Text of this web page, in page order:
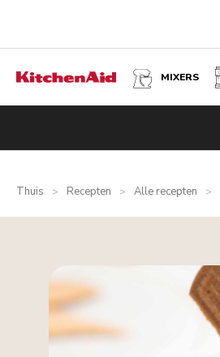
MIXERS
Thuis > Recepten > Alle recepten >